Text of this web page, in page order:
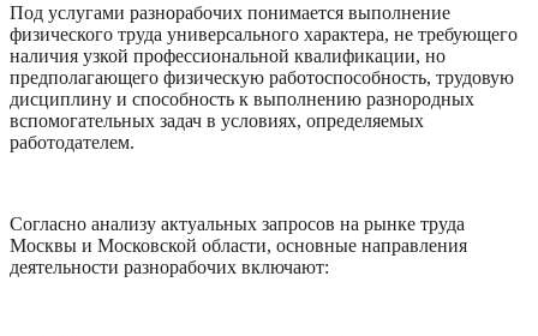
Под услугами разнорабочих понимается выполнение
физического труда универсального характера, не требующего
наличия узкой профессиональной квалификации, но
предполагающего физическую работоспособность, трудовую
дисциплину и способность к выполнению разнородных
вспомогательных задач в условиях, определяемых
работодателем.
Согласно анализу актуальных запросов на рынке труда
Москвы и Московской области, основные направления
деятельности разнорабочих включают: